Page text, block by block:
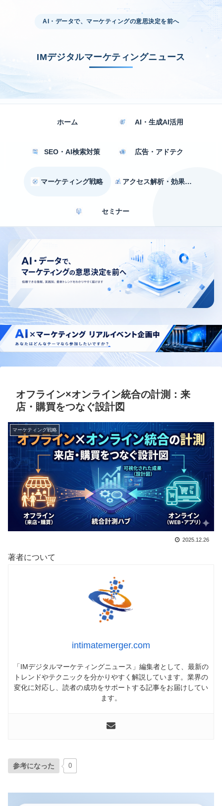
AI・データで、マーケティングの意思決定を前へ
IMデジタルマーケティングニュース
ホーム AI・生成AI活用
SEO・AI検索対策 広告・アドテク
マーケティング戦略 アクセス解析・効果測定
セミナー
オフライン×オンライン統合の計測：来
店・購買をつなぐ設計図
マーケティング戦略
2025.12.26
著者について
intimatemerger.com
「IMデジタルマーケティングニュース」編集者として、最新の
トレンドやテクニックを分かりやすく解説しています。業界の
変化に対応し、読者の成功をサポートする記事をお届けしてい
ます。
参考になった 0